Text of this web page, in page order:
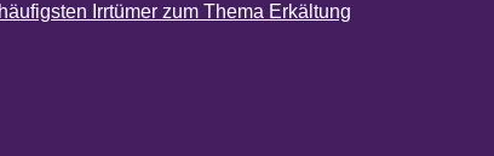
Irrtümer zum Thema Erkältung